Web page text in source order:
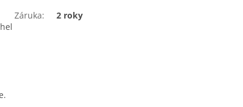
Záruka: 2 roky